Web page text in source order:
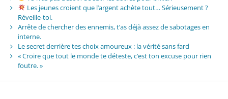
Les jeunes croient que l’argent achète tout… Sérieusement ?
Réveille-toi.
Arrête de chercher des ennemis, t’as déjà assez de sabotages en
interne.
Le secret derrière tes choix amoureux : la vérité sans fard
« Croire que tout le monde te déteste, c’est ton excuse pour rien
foutre. »